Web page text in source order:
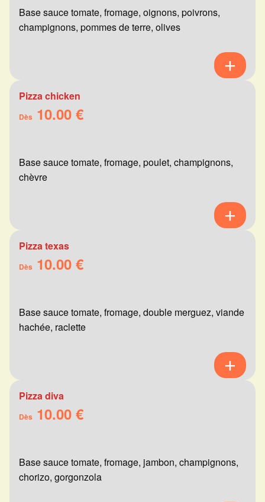
Base sauce tomate, fromage, oignons, poivrons,
champignons, pommes de terre, olives
Pizza chicken
Dès 10.00 €
Base sauce tomate, fromage, poulet, champignons,
chèvre
Pizza texas
Dès 10.00 €
Base sauce tomate, fromage, double merguez, viande
hachée, raclette
Pizza diva
Dès 10.00 €
Base sauce tomate, fromage, jambon, champignons,
chorizo, gorgonzola